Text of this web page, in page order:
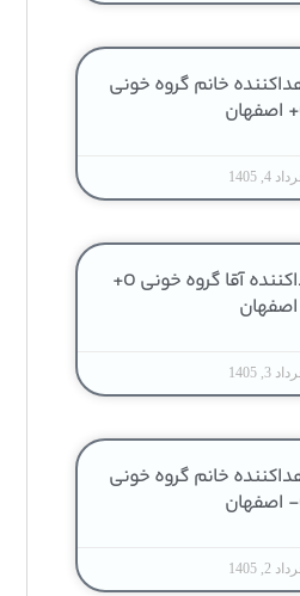
خانم گروه خونی
4, 1405
آگهی ویژه– اهداکننده آقا گروه خونی O+
اصفهان
3, 1405
خانم گروه خونی
2, 1405